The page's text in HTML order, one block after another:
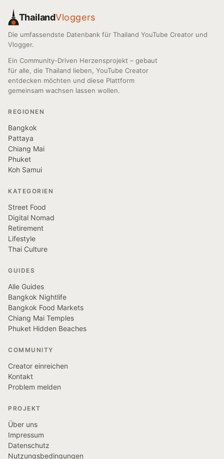
ThailandVloggers
Die umfassendste Datenbank für Thailand YouTube Creator und
Vlogger.
Ein Community-Driven Herzensprojekt – gebaut
für alle, die Thailand lieben, YouTube Creator
entdecken möchten und diese Plattform
gemeinsam wachsen lassen wollen.
REGIONEN
Bangkok
Pattaya
Chiang Mai
Phuket
Koh Samui
KATEGORIEN
Street Food
Digital Nomad
Retirement
Lifestyle
Thai Culture
GUIDES
Alle Guides
Bangkok Nightlife
Bangkok Food Markets
Chiang Mai Temples
Phuket Hidden Beaches
COMMUNITY
Creator einreichen
Kontakt
Problem melden
PROJEKT
Über uns
Impressum
Datenschutz
Nutzungsbedingungen